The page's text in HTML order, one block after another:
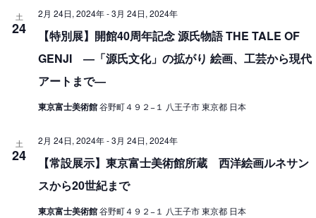
土
24
【特別展】開館40周年記念 源氏物語 THE TALE OF
GENJI ―「源氏文化」の拡がり 絵画、工芸から現代
アートまで―
2月 24日, 2024年-3月 24日, 2024年
東京富士美術館谷野町４９２−１ 八王子市 東京都 日本
土
24
【常設展示】東京富士美術館所蔵 西洋絵画ルネサン
スから20世紀まで
2月 24日, 2024年-3月 24日, 2024年
東京富士美術館谷野町４９２−１ 八王子市 東京都 日本